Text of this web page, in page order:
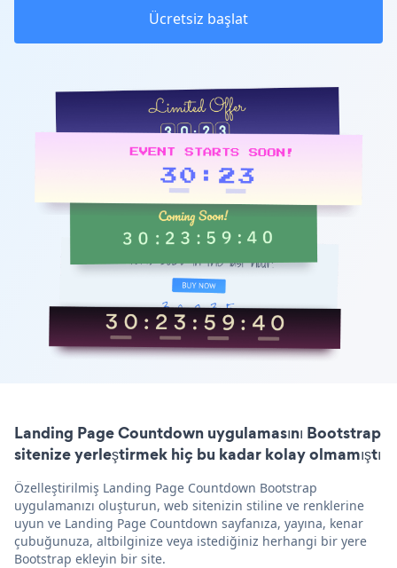
Ücretsiz başlat
Landing Page Countdown uygulamasını Bootstrap
sitenize yerleştirmek hiç bu kadar kolay olmamıştı
Özelleştirilmiş Landing Page Countdown Bootstrap
uygulamanızı oluşturun, web sitenizin stiline ve renklerine
uyun ve Landing Page Countdown sayfanıza, yayına, kenar
çubuğunuza, altbilginize veya istediğiniz herhangi bir yere
Bootstrap ekleyin bir site.